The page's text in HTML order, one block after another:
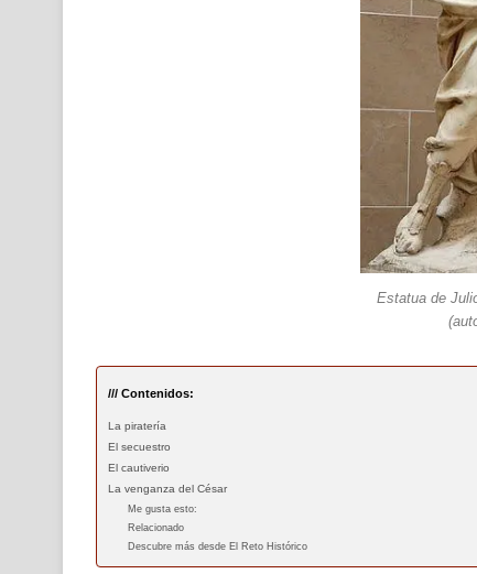
Estatua de
/// Contenidos:
La piratería
El secuestro
El cautiverio
La venganza del César
Me gusta esto:
Relacionado
Descubre más desde El Reto Histórico